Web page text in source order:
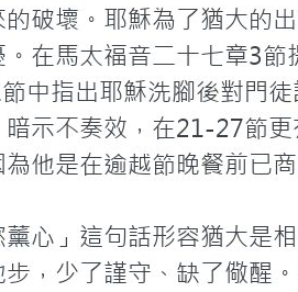
的破壞。耶穌為了猶大的
。在馬太福音二十七章3
中指出耶穌洗腳後對門
暗示不奏效，在21-27節
為他是在逾越節晚餐前已
薰心」這句話形容猶大是
步，少了謹守、缺了儆醒